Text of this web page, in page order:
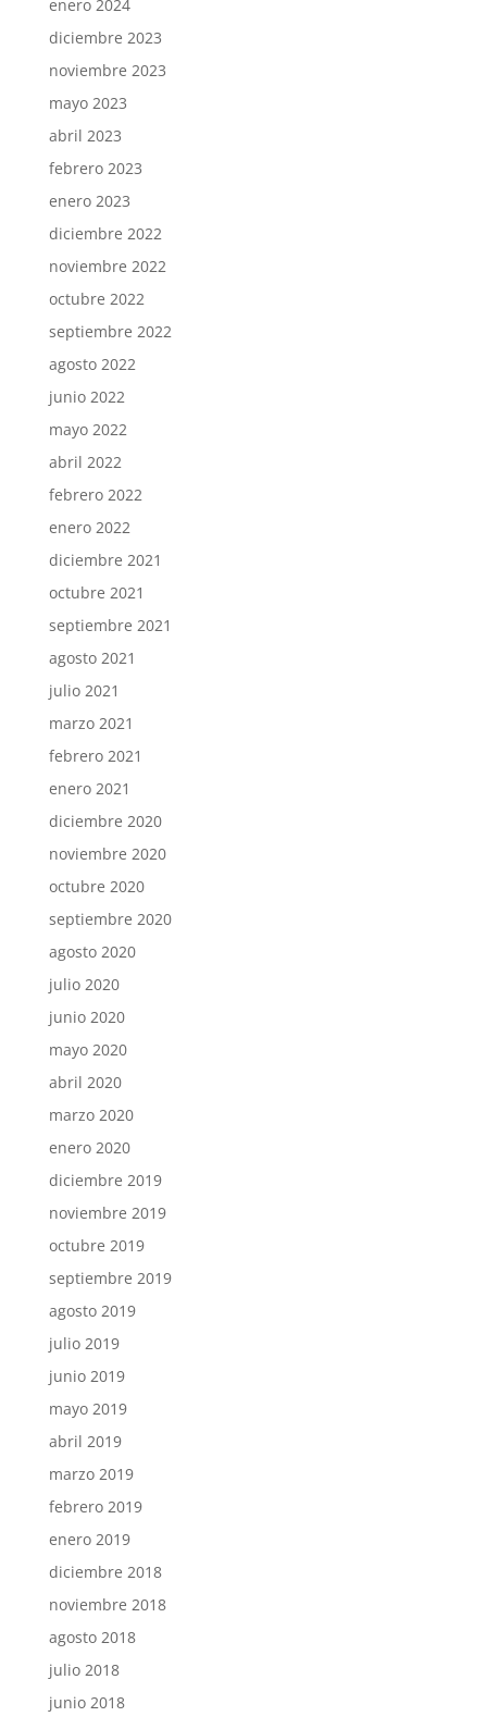
enero 2024
diciembre 2023
noviembre 2023
mayo 2023
abril 2023
febrero 2023
enero 2023
diciembre 2022
noviembre 2022
octubre 2022
septiembre 2022
agosto 2022
junio 2022
mayo 2022
abril 2022
febrero 2022
enero 2022
diciembre 2021
octubre 2021
septiembre 2021
agosto 2021
julio 2021
marzo 2021
febrero 2021
enero 2021
diciembre 2020
noviembre 2020
octubre 2020
septiembre 2020
agosto 2020
julio 2020
junio 2020
mayo 2020
abril 2020
marzo 2020
enero 2020
diciembre 2019
noviembre 2019
octubre 2019
septiembre 2019
agosto 2019
julio 2019
junio 2019
mayo 2019
abril 2019
marzo 2019
febrero 2019
enero 2019
diciembre 2018
noviembre 2018
agosto 2018
julio 2018
junio 2018